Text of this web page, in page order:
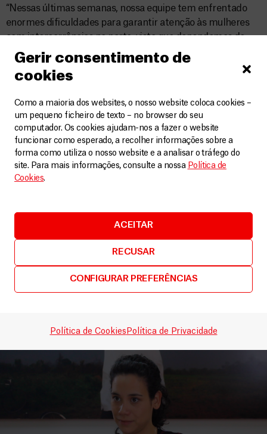
Gerir consentimento de
cookies
Como a maioria dos websites, o nosso website coloca cookies –
um pequeno ficheiro de texto – no browser do seu
computador. Os cookies ajudam-nos a fazer o website
funcionar como esperado, a recolher informações sobre a
forma como utiliza o nosso website e a analisar o tráfego do
site. Para mais informações, consulte a nossa Política de
Cookies.
ACEITAR
RECUSAR
CONFIGURAR PREFERÊNCIAS
Política de Cookies Política de Privacidade
“Nessas últimas semanas, nossa equipe tem enfrentado
enormes dificuldades para garantir atenção às mulheres
com intercorrências no parto, visto que dependemos de
hospitais públicos, cada vez mais sobrecarregados com a
COVID-19. Preocupa-nos que a situação continue a piorar à
medida que os casos do novo coronavírus crescem na
para mulheres grávidas e recém-nascidos”, aponta. “São
necessárias medidas urgentes para evitar o colapso do
sistema.O acesso a cuidados de saúde seguros para
mulheres e recém-nascidos deve permanecer uma
prioridade em todos os momentos.“